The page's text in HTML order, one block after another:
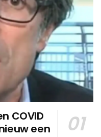
COVID
een